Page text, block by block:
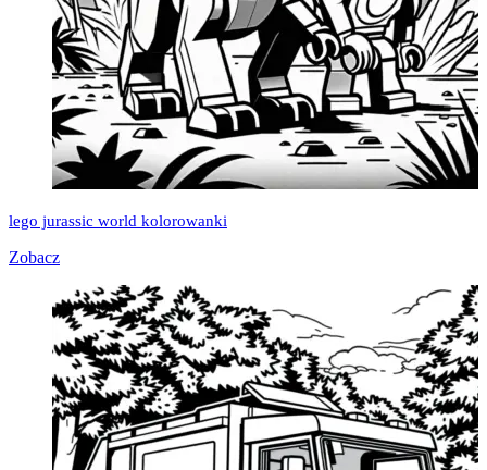
lego jurassic world kolorowanki
Zobacz